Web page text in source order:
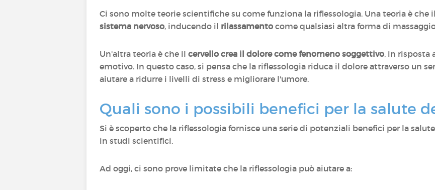
Ci sono molte teorie scientifiche su come funziona la riflessologia. Una teoria è che
sistema nervoso, inducendo il rilassamento come qualsiasi altra forma di
Un'altra teoria è che il cervello crea il dolore come fenomeno soggettivo, in risposta
emotivo. In questo caso, si pensa che la riflessologia riduca il dolore attraverso un
aiutare a ridurre i livelli di stress e migliorare l'umore.
Quali sono i possibili benefici per la salute
Si è scoperto che la riflessologia fornisce una serie di potenziali benefici per la
in studi scientifici.
Ad oggi, ci sono prove limitate che la riflessologia può aiutare a: